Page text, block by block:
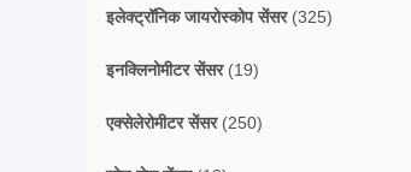
इलेक्ट्रॉनिक जायरोस्कोप सेंसर(325)
इनक्लिनोमीटर सेंसर(19)
एक्सेलेरोमीटर सेंसर(250)